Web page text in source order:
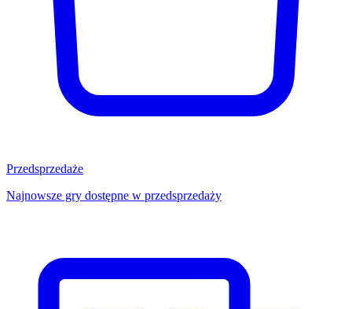
Przedsprzedaże
Najnowsze gry dostępne w przedsprzedaży